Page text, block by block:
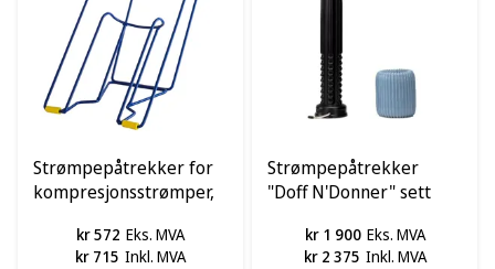
Strømpepåtrekker for
kompresjonsstrømper,
kr 572 Eks. MVA
kr 715 Inkl. MVA
Strømpepåtrekker
"Doff N'Donner" sett
kr 1 900 Eks. MVA
kr 2 375 Inkl. MVA